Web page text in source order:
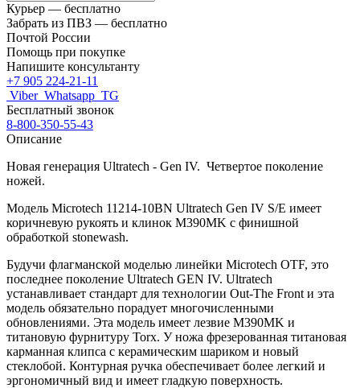
Курьер — бесплатно
Забрать из ПВЗ — бесплатно
Почтой России
Помощь при покупке
Напишите консультанту
+7 905 224-21-11
Viber Whatsapp TG
Бесплатный звонок
8-800-350-55-43
Описание
Новая генерация Ultratech - Gen IV. Четвертое поколение
ножей.
Модель Microtech 11214-10BN Ultratech Gen IV S/E имеет
коричневую рукоять и клинок M390MK с финишной
обработкой stonewash.
Будучи флагманской моделью линейки Microtech OTF, это
последнее поколение Ultratech GEN IV. Ultratech
устанавливает стандарт для технологии Out-The Front и эта
модель обязательно порадует многочисленными
обновлениями. Эта модель имеет лезвие M390MK и
титановую фурнитуру Torx. У ножа фрезерованная титановая
карманная клипса с керамическим шариком и новый
стеклобой. Контурная ручка обеспечивает более легкий и
эргономичный вид и имеет гладкую поверхность.